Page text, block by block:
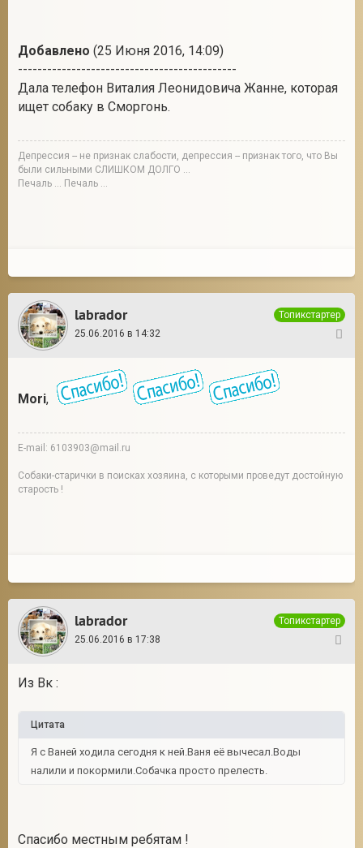
Добавлено (25 Июня 2016, 14:09)
---------------------------------------------
Дала телефон Виталия Леонидовича Жанне, которая
ищет собаку в Сморгонь.
Депрессия -- не признак слабости, депрессия -- признак того, что Вы
были сильными СЛИШКОМ ДОЛГО ...
Печаль ... Печаль ...
labrador
Топикстартер
25.06.2016 в 14:32
Mori,
E-mail: 6103903@mail.ru
Собаки-старички в поисках хозяина, с которыми проведут достойную
старость !
labrador
Топикстартер
25.06.2016 в 17:38
Из Вк :
Цитата
Я с Ваней ходила сегодня к ней.Ваня её вычесал.Воды
налили и покормили.Собачка просто прелесть.
Спасибо местным ребятам !